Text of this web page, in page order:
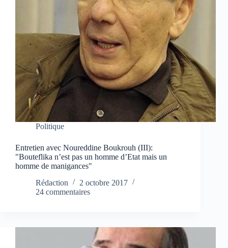
Politique
Entretien avec Noureddine Boukrouh (III):
"Bouteflika n’est pas un homme d’Etat mais un
homme de manigances"
Rédaction
2 octobre 2017
24 commentaires